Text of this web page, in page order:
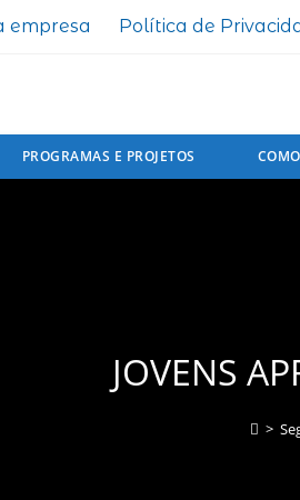
empresa Política de
PROGRAMAS E PROJETOS
JOVENS
>